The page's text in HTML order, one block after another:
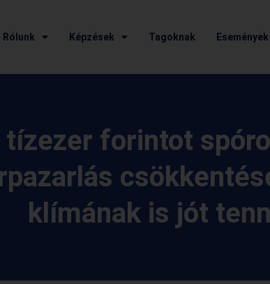
Rólunk Képzések Tagoknak Események
tízezer forintot
klímának is jót